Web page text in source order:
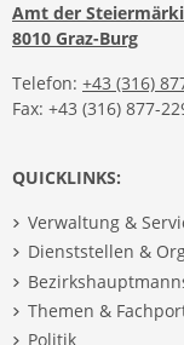
Amt der
8010 Graz-Burg
Telefon: +43 (316)
Fax: +43 (316) 877-
QUICKLINKS:
Verwaltung &
Dienststellen &
Themen &
Politik